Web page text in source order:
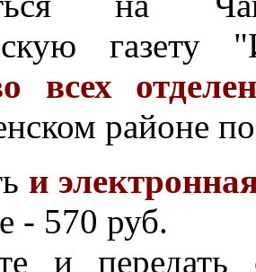
газету
всех
районе
и
- 570 руб.
и передать